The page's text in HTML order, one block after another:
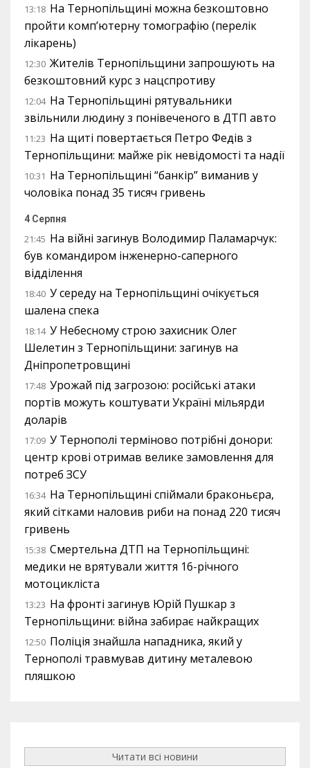
13:18 На Тернопільщині можна безкоштовно
пройти комп’ютерну томографію (перелік
лікарень)
12:30 Жителів Тернопільщини запрошують на
безкоштовний курс з нацспротиву
12:04 На Тернопільщині рятувальники
звільнили людину з понівеченого в ДТП авто
11:23 На щиті повертається Петро Федів з
Тернопільщини: майже рік невідомості та надії
10:31 На Тернопільщині “банкір” виманив у
чоловіка понад 35 тисяч гривень
4 Серпня
21:45 На війні загинув Володимир Паламарчук:
був командиром інженерно-саперного
відділення
18:40 У середу на Тернопільщині очікується
шалена спека
18:14 У Небесному строю захисник Олег
Шелетин з Тернопільщини: загинув на
Дніпропетровщині
17:48 Урожай під загрозою: російські атаки
портів можуть коштувати Україні мільярди
доларів
17:09 У Тернополі терміново потрібні донори:
центр крові отримав велике замовлення для
потреб ЗСУ
16:34 На Тернопільщині спіймали браконьєра,
який сітками наловив риби на понад 220 тисяч
гривень
15:38 Смертельна ДТП на Тернопільщині:
медики не врятували життя 16-річного
мотоцикліста
13:23 На фронті загинув Юрій Пушкар з
Тернопільщини: війна забирає найкращих
12:50 Поліція знайшла нападника, який у
Тернополі травмував дитину металевою
пляшкою
Читати всі новини